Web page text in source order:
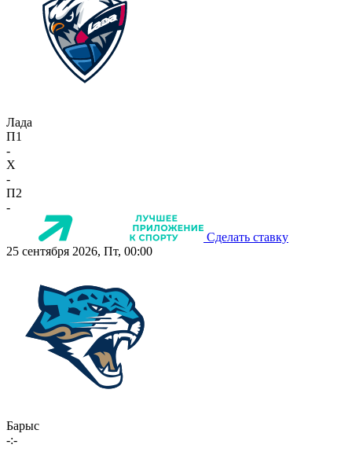
Лада
П1
-
X
-
П2
-
Сделать ставку
25 сентября 2026, Пт, 00:00
Барыс
-:-